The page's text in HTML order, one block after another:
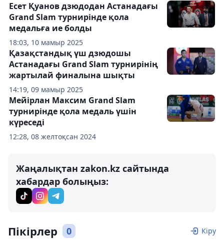
18:03, 10 мамыр 2025
Есет Қуанов дзюдодан Астанадағы
Grand Slam турнирінде қола
медальға ие болды
14:19, 09 мамыр 2025
Қазақстандық үш дзюдошы
Астанадағы Grand Slam турнирінің
жартылай финалына шықты
12:28, 08 желтоқсан 2024
Мейірлан Максим Grand Slam
турнирінде қола медаль үшін
күреседі
Жаңалықтан zakon.kz сайтында
хабардар болыңыз:
Пікірлер 0 Кіру